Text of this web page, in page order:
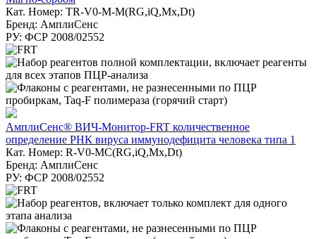
Кат. Номер: TR-V0-M-M(RG,iQ,Mx,Dt)
Бренд: АмплиСенс
РУ: ФСР 2008/02552
АмплиСенс® ВИЧ-Монитор-FRT количественное
определение РНК вируса иммунодефицита человека типа 1
Кат. Номер: R-V0-MC(RG,iQ,Mx,Dt)
Бренд: АмплиСенс
РУ: ФСР 2008/02552